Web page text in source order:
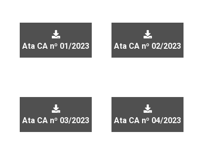
Ata CA nº 01/2023 Ata CA nº 02/2023
Ata CA nº 03/2023 Ata CA nº 04/2023